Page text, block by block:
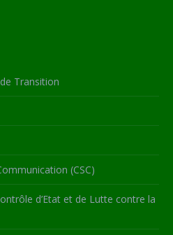
Transition
(CSC)
d’Etat et de Lutte contre la